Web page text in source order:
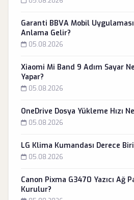
Garanti BBVA Mobil
Anlama Gelir?
05.08.2026
Xiaomi Mi Band 9 Adım Sayar
Yapar?
05.08.2026
OneDrive Dosya Yükleme Hızı
05.08.2026
LG Klima Kumandası Derece
05.08.2026
Canon Pixma G3470 Yazıcı Ağ
Kurulur?